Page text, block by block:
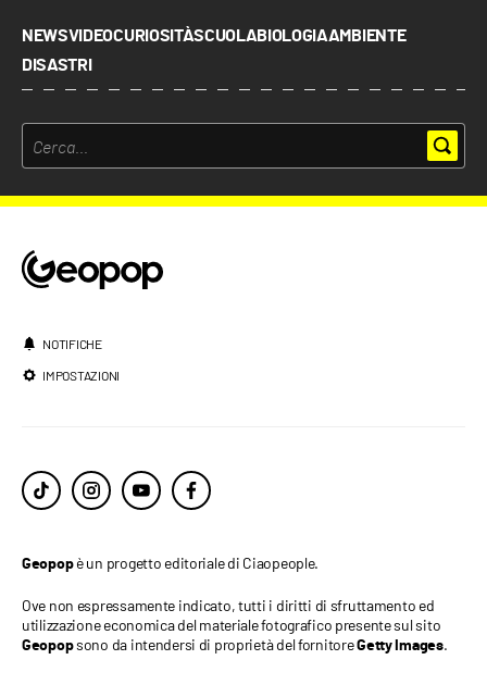
NEWSVIDEOCURIOSITÀSCUOLABIOLOGIAAMBIENTE
DISASTRI
NOTIFICHE
IMPOSTAZIONI
Geopopè un progetto editoriale di Ciaopeople.
Ove non espressamente indicato, tutti i diritti di sfruttamento ed
utilizzazione economica del materiale fotografico presente sul sito
Geopopsono da intendersi di proprietà del fornitoreGetty Images.